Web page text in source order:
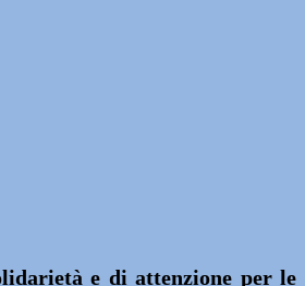
e di attenzione per le